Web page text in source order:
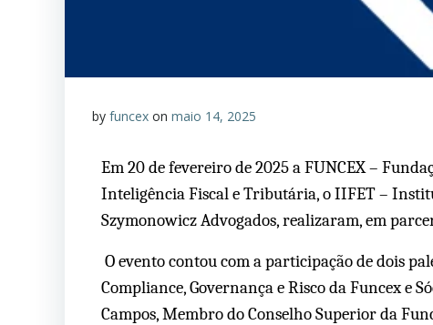
by funcex on maio 14, 2025
Em 20 de fevereiro de 2025 a FUNCEX –
Inteligência Fiscal e Tributária, o IIFET –
Szymonowicz Advogados, realizaram, em
O evento contou com a participação de dois
Compliance, Governança e Risco da Funcex e
Campos, Membro do Conselho Superior da